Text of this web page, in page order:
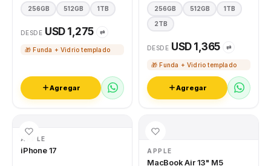
256GB 512GB 1TB
DESDE USD 1,275 ⇄
🎁 Funda + Vidrio templado
Agregar
256GB 512GB 1TB
2TB
DESDE USD 1,365 ⇄
🎁 Funda + Vidrio templado
Agregar
APPLE
iPhone 17 APPLE
MacBook Air 13" M5